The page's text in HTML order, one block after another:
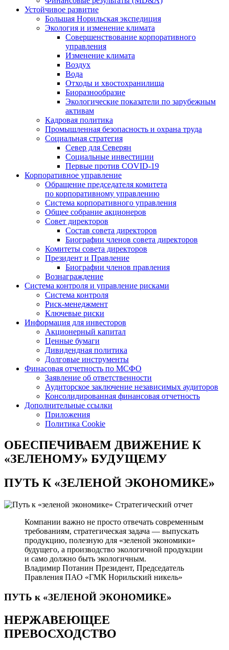
Устойчивое развитие
Большая Норильская экспедиция
Экология и изменение климата
Совершенствование корпоративного
управления
Изменение климата
Воздух
Вода
Отходы и хвостохранилища
Биоразнообразие
Экологические показатели по зарубежным
активам
Кадровая политика
Промышленная безопасность и охрана труда
Социальная стратегия
Север для Северян
Социальные инвестиции
Первые против COVID‑19
Корпоративное управление
Обращение председателя комитета
по корпоративному управлению
Система корпоративного управления
Общее собрание акционеров
Совет директоров
Состав совета директоров
Биографии членов совета директоров
Комитеты совета директоров
Президент и Правление
Биографии членов правления
Вознаграждение
Система контроля и управление рисками
Система контроля
Риск-менеджмент
Ключевые риски
Информация для инвесторов
Акционерный капитал
Ценные бумаги
Дивидендная политика
Долговые инструменты
Финасовая отчетность по МСФО
Заявление об ответственности
Аудиторское заключение независимых аудиторов
Консолидированная финансовая отчетность
Дополнительные ссылки
Приложения
Политика Cookie
ОБЕСПЕЧИВАЕМ ДВИЖЕНИЕ К
«ЗЕЛЕНОМУ» БУДУЩЕМУ
ПУТЬ К«ЗЕЛЕНОЙ ЭКОНОМИКЕ»
Стратегический отчет
Компании важно не просто отвечать современным
требованиям, стратегическая задача — выпускать
продукцию, полезную для «зеленой экономики»
будущего, а производство экологичной продукции
и само должно быть экологичным.
Владимир Потанин Президент, Председатель
Правления ПАО «ГМК Норильский никель»
ПУТЬ к «ЗЕЛЕНОЙ ЭКОНОМИКЕ»
НЕРЖАВЕЮЩЕЕ
ПРЕВОСХОДСТВО